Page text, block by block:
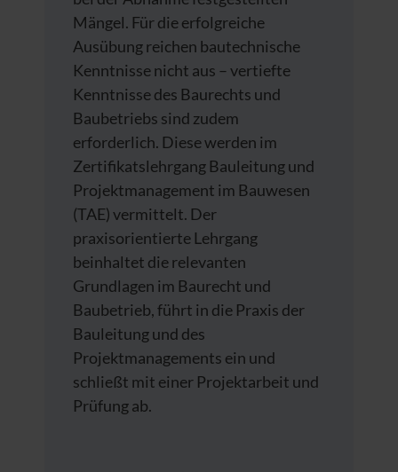
Mängel. Für die erfolgreiche
Ausübung reichen bautechnische
Kenntnisse nicht aus – vertiefte
Kenntnisse des Baurechts und
Baubetriebs sind zudem
erforderlich. Diese werden im
Zertifikatslehrgang Bauleitung und
Projektmanagement im Bauwesen
(TAE) vermittelt. Der
praxisorientierte Lehrgang
beinhaltet die relevanten
Grundlagen im Baurecht und
Baubetrieb, führt in die Praxis der
Bauleitung und des
Projektmanagements ein und
schließt mit einer Projektarbeit und
Prüfung ab.